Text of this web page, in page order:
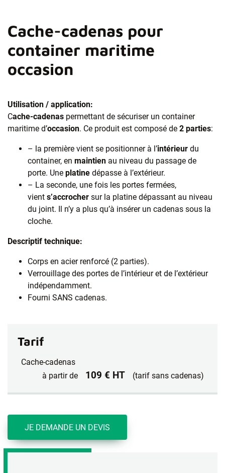
Cache-cadenas pour
container maritime
occasion
Utilisation / application:
Cache-cadenas permettant de sécuriser un container
maritime d’occasion. Ce produit est composé de 2 parties:
– la première vient se positionner à l’intérieur du
container, en maintien au niveau du passage de
porte. Une platine dépasse à l’extérieur.
– La seconde, une fois les portes fermées,
vient s’accrocher sur la platine dépassant au niveau
du joint. Il n’y a plus qu’à insérer un cadenas sous la
cloche.
Descriptif technique:
Corps en acier renforcé (2 parties).
Verrouillage des portes de l’intérieur et de l’extérieur
indépendamment.
Fourni SANS cadenas.
Tarif
Cache-cadenas
à partir de
109 € HT (tarif sans cadenas)
JE DEMANDE UN DEVIS